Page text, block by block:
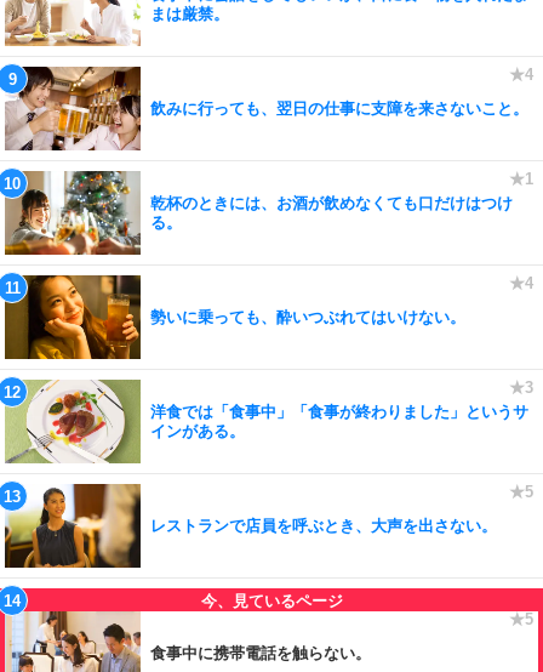
まは厳禁。
飲みに行っても、翌日の仕事に支障を来さないこと。
乾杯のときには、お酒が飲めなくても口だけはつけ
る。
勢いに乗っても、酔いつぶれてはいけない。
洋食では「食事中」「食事が終わりました」というサ
インがある。
レストランで店員を呼ぶとき、大声を出さない。
食事中に携帯電話を触らない。